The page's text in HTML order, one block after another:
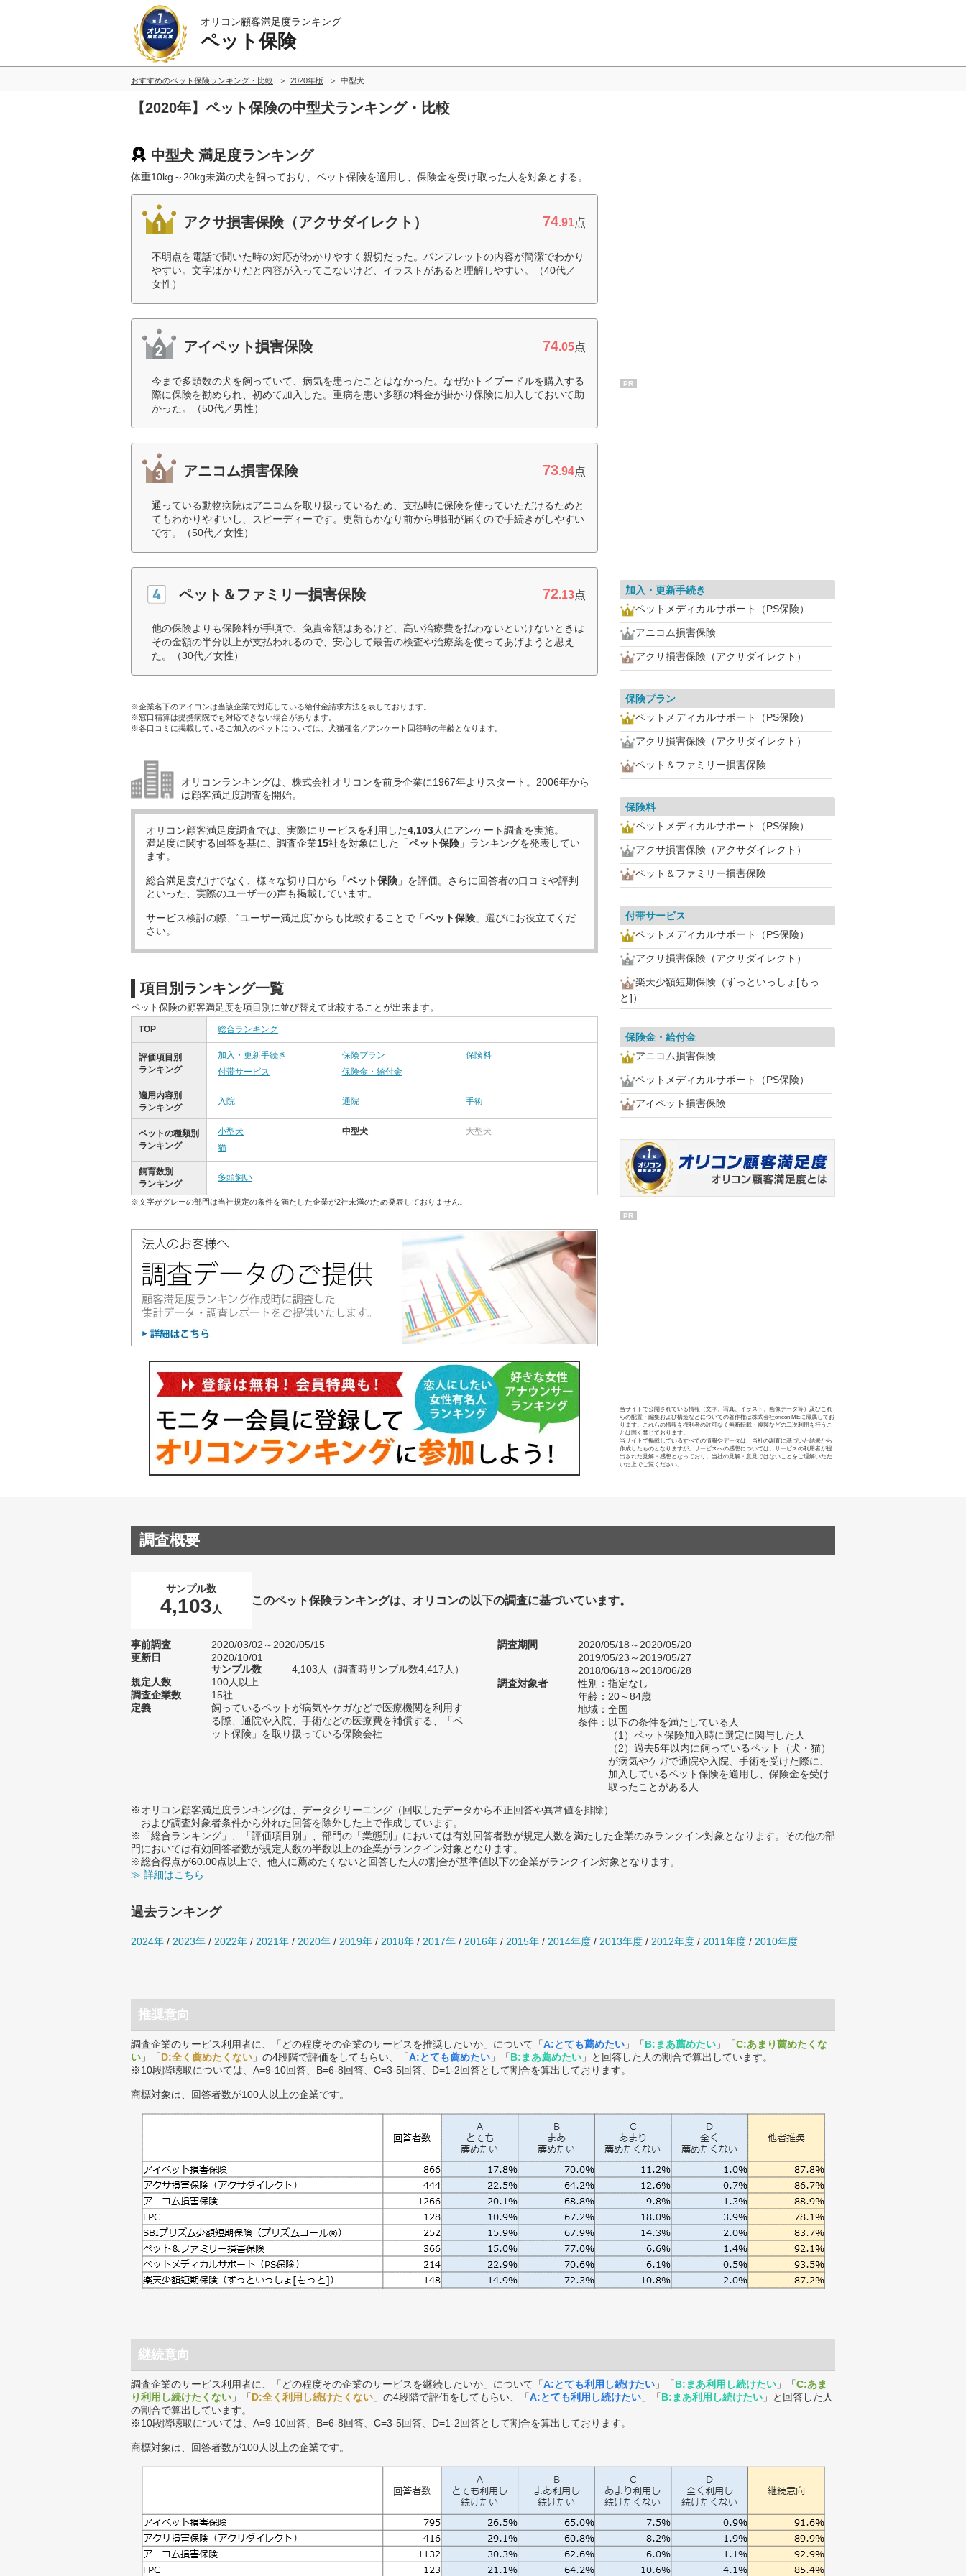
オリコン顧客満足度ランキング
ペット保険
おすすめのペット保険ランキング・比較 2020年版 中型犬
【2020年】ペット保険の中型犬ランキング・比較
中型犬 満足度ランキング
体重10kg～20kg未満の犬を飼っており、ペット保険を適用し、保険金を受け取った人を対象とする。
アクサ損害保険（アクサダイレクト） 74.91点
不明点を電話で聞いた時の対応がわかりやすく親切だった。パンフレットの内容が簡潔でわかり
やすい。文字ばかりだと内容が入ってこないけど、イラストがあると理解しやすい。（40代／
女性）
アイペット損害保険 74.05点
今まで多頭数の犬を飼っていて、病気を患ったことはなかった。なぜかトイプードルを購入する
際に保険を勧められ、初めて加入した。重病を患い多額の料金が掛かり保険に加入しておいて助
かった。（50代／男性）
アニコム損害保険 73.94点
通っている動物病院はアニコムを取り扱っているため、支払時に保険を使っていただけるためと
てもわかりやすいし、スピーディーです。更新もかなり前から明細が届くので手続きがしやすい
です。（50代／女性）
ペット＆ファミリー損害保険 72.13点
他の保険よりも保険料が手頃で、免責金額はあるけど、高い治療費を払わないといけないときは
その金額の半分以上が支払われるので、安心して最善の検査や治療薬を使ってあげようと思え
た。（30代／女性）
※企業名下のアイコンは当該企業で対応している給付金請求方法を表しております。
※窓口精算は提携病院でも対応できない場合があります。
※各口コミに掲載しているご加入のペットについては、犬猫種名／アンケート回答時の年齢となります。
オリコンランキングは、株式会社オリコンを前身企業に1967年よりスタート。2006年から
は顧客満足度調査を開始。
オリコン顧客満足度調査では、実際にサービスを利用した4,103人にアンケート調査を実施。
満足度に関する回答を基に、調査企業15社を対象にした「ペット保険 」ランキングを発表してい
ます。
総合満足度だけでなく、様々な切り口から「ペット保険 」を評価。さらに回答者の口コミや評判
といった、実際のユーザーの声も掲載しています。
サービス検討の際、“ユーザー満足度”からも比較することで「ペット保険 」選びにお役立てくだ
さい。
項目別ランキング一覧
ペット保険の顧客満足度を項目別に並び替えて比較することが出来ます。
TOP 総合ランキング
評価項目別
ランキング
加入・更新手続き 保険プラン
保険料
付帯サービス
保険金・給付金
適用内容別
ランキング
入院 通院 手術
ペットの種類別
ランキング
小型犬 中型犬
大型犬
猫
飼育数別
ランキング
多頭飼い
※文字がグレーの部門は当社規定の条件を満たした企業が2社未満のため発表しておりません。
PR
加入・更新手続き
ペットメディカルサポート（PS保険）
アニコム損害保険
アクサ損害保険（アクサダイレクト）
保険プラン
ペットメディカルサポート（PS保険）
アクサ損害保険（アクサダイレクト）
ペット＆ファミリー損害保険
保険料
ペットメディカルサポート（PS保険）
アクサ損害保険（アクサダイレクト）
ペット＆ファミリー損害保険
付帯サービス
ペットメディカルサポート（PS保険）
アクサ損害保険（アクサダイレクト）
楽天少額短期保険（ずっといっしょ[もっ
と]）
保険金・給付金
アニコム損害保険
ペットメディカルサポート（PS保険）
アイペット損害保険
PR
当サイトで公開されている情報（文字、写真、イラスト、画像データ等）及びこれ
らの配置・編集および構造などについての著作権は株式会社oricon MEに帰属してお
ります。これらの情報を権利者の許可なく無断転載・複製などの二次利用を行うこ
とは固く禁じております。
当サイトで掲載しているすべての情報やデータは、当社の調査に基づいた結果から
作成したものとなりますが、サービスへの感想については、サービスの利用者が提
出された見解・感想となっており、当社の見解・意見ではないことをご理解いただ
いた上でご覧ください。
調査概要
サンプル数
4,103 人
このペット保険ランキングは、オリコンの以下の調査に基づいています。
事前調査
2020/03/02～2020/05/15
更新日
2020/10/01
サンプル数
4,103人（調査時サンプル数4,417人）
規定人数
100人以上
調査企業数
15社
定義
飼っているペットが病気やケガなどで医療機関を利用す
る際、通院や入院、手術などの医療費を補償する、「ペ
ット保険」を取り扱っている保険会社
調査期間
2020/05/18～2020/05/20
2019/05/23～2019/05/27
2018/06/18～2018/06/28
調査対象者
性別：指定なし
年齢：20～84歳
地域：全国
条件：以下の条件を満たしている人
（1）ペット保険加入時に選定に関与した人
（2）過去5年以内に飼っているペット（犬・猫）
が病気やケガで通院や入院、手術を受けた際に、
加入しているペット保険を適用し、保険金を受け
取ったことがある人
※オリコン顧客満足度ランキングは、データクリーニング（回収したデータから不正回答や異常値を排除）
および調査対象者条件から外れた回答を除外した上で作成しています。
※「総合ランキング」、「評価項目別」、部門の「業態別」においては有効回答者数が規定人数を満たした企業のみランクイン対象となります。その他の部
門においては有効回答者数が規定人数の半数以上の企業がランクイン対象となります。
※総合得点が60.00点以上で、他人に薦めたくないと回答した人の割合が基準値以下の企業がランクイン対象となります。
≫ 詳細はこちら
過去ランキング
2024年 / 2023年 / 2022年 / 2021年 / 2020年 / 2019年 / 2018年 / 2017年 / 2016年 / 2015年 / 2014年度 / 2013年度 / 2012年度 / 2011年度 / 2010年度
推奨意向
調査企業のサービス利用者に、「どの程度その企業のサービスを推奨したいか」について「A:とても薦めたい 」「B:まあ薦めたい 」「C:あまり薦めたくな
い 」「D:全く薦めたくない 」の4段階で評価をしてもらい、「A:とても薦めたい 」「B:まあ薦めたい 」と回答した人の割合で算出しています。
※10段階聴取については、A=9-10回答、B=6-8回答、C=3-5回答、D=1-2回答として割合を算出しております。
商標対象は、回答者数が100人以上の企業です。
継続意向
調査企業のサービス利用者に、「どの程度その企業のサービスを継続したいか」について「A:とても利用し続けたい 」「B:まあ利用し続けたい 」「C:あま
り利用し続けたくない 」「D:全く利用し続けたくない 」の4段階で評価をしてもらい、「A:とても利用し続けたい 」「B:まあ利用し続けたい 」と回答した人
の割合で算出しています。
※10段階聴取については、A=9-10回答、B=6-8回答、C=3-5回答、D=1-2回答として割合を算出しております。
商標対象は、回答者数が100人以上の企業です。